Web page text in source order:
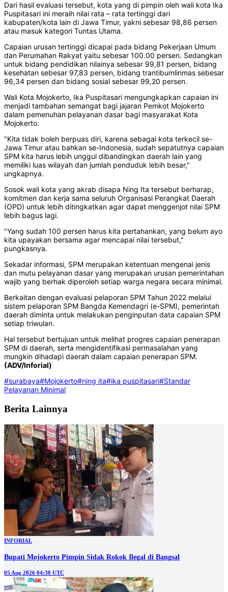
Dari hasil evaluasi tersebut, kota yang di pimpin oleh wali kota Ika
Puspitasari ini meraih nilai rata – rata tertinggi dari
kabupaten/kota lain di Jawa Timur, yakni sebesar 98,86 persen
atau masuk kategori Tuntas Utama.
Capaian urusan tertinggi dicapai pada bidang Pekerjaan Umum
dan Perumahan Rakyat yaitu sebesar 100.00 persen. Sedangkan
untuk bidang pendidikan nilainya sebesar 99,81 persen, bidang
kesehatan sebesar 97,83 persen, bidang trantibumlinmas sebesar
96,34 persen dan bidang sosial sebesar 99,20 persen.
Wali Kota Mojokerto, Ika Puspitasari mengungkapkan capaian ini
menjadi tambahan semangat bagi jajaran Pemkot Mojokerto
dalam pemenuhan pelayanan dasar bagi masyarakat Kota
Mojokerto.
"Kita tidak boleh berpuas diri, karena sebagai kota terkecil se-
Jawa Timur atau bahkan se-Indonesia, sudah sepatutnya capaian
SPM kita harus lebih unggul dibandingkan daerah lain yang
memiliki luas wilayah dan jumlah penduduk lebih besar,"
ungkapnya.
Sosok wali kota yang akrab disapa Ning Ita tersebut berharap,
komitmen dan kerja sama seluruh Organisasi Perangkat Daerah
(OPD) untuk lebih ditingkatkan agar dapat menggenjot nilai SPM
lebih bagus lagi.
"Yang sudah 100 persen harus kita pertahankan, yang belum ayo
kita upayakan bersama agar mencapai nilai tersebut,"
pungkasnya.
Sekadar informasi, SPM merupakan ketentuan mengenai jenis
dan mutu pelayanan dasar yang merupakan urusan pemerintahan
wajib yang berhak diperoleh setiap warga negara secara minimal.
Berkaitan dengan evaluasi pelaporan SPM Tahun 2022 melalui
sistem pelaporan SPM Bangda Kemendagri (e-SPM), pemerintah
daerah diminta untuk melakukan penginputan data capaian SPM
setiap triwulan.
Hal tersebut bertujuan untuk melihat progres capaian penerapan
SPM di daerah, serta mengidentifikasi permasalahan yang
mungkin dihadapi daerah dalam capaian penerapan SPM.
(ADV/Inforial)
#surabaya#Mojokerto#ning ita#ika puspitasari#Standar
Pelayanan Minimal
Berita Lainnya
INFORIAL
Bupati Mojokerto Pimpin Sidak Rokok Ilegal di Bangsal
05 Aug 2026 04:30 UTC